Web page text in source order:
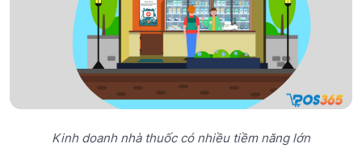
Kinh doanh nhà thuốc có nhiều tiềm năng lớn